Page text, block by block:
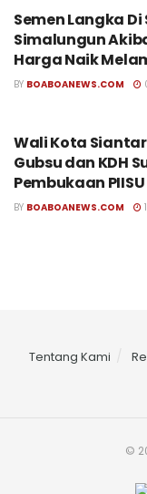
Semen Langka
Simalungun
Harga Naik
BY BOABOANEWS.COM
Wali Kota
Gubsu dan KDH
Pembukaan
BY BOABOANEWS.COM
Tentang Kami
©